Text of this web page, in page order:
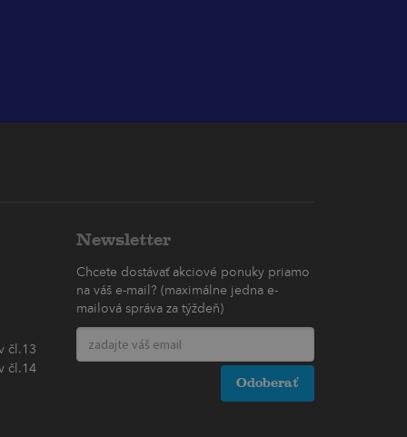
čl.13
čl.14
Newsletter
Chcete dostávať akciové ponuky priamo
na váš e-mail? (maximálne jedna e-
mailová správa za týždeň)
Odoberať